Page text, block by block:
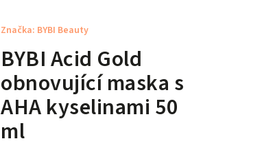
BYBI Acid Gold
obnovující maska s
AHA kyselinami 50
ml
Značka: BYBI Beauty